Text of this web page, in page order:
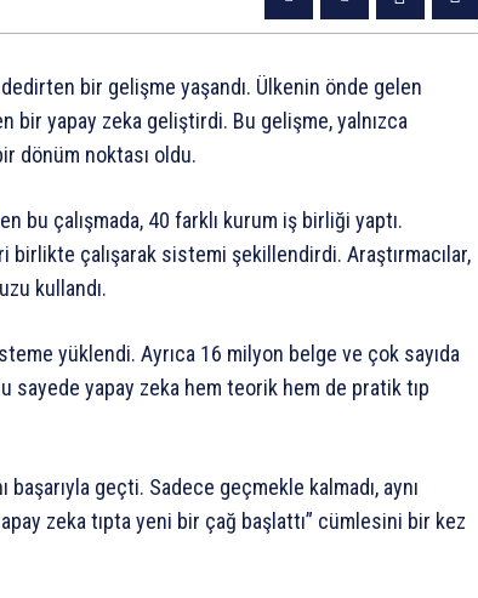
dedirten bir gelişme yaşandı. Ülkenin önde gelen
bir yapay zeka geliştirdi. Bu gelişme, yalnızca
dönüm noktası oldu.
çalışmada, 40 farklı kurum iş birliği yaptı.
çalışarak sistemi şekillendirdi. Araştırmacılar,
kullandı.
yüklendi. Ayrıca 16 milyon belge ve çok sayıda
sayede yapay zeka hem teorik hem de pratik tıp
başarıyla geçti. Sadece geçmekle kalmadı, aynı
zeka tıpta yeni bir çağ başlattı” cümlesini bir kez